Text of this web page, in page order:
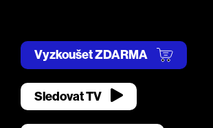
Vyzkoušet ZDARMA
Sledovat TV